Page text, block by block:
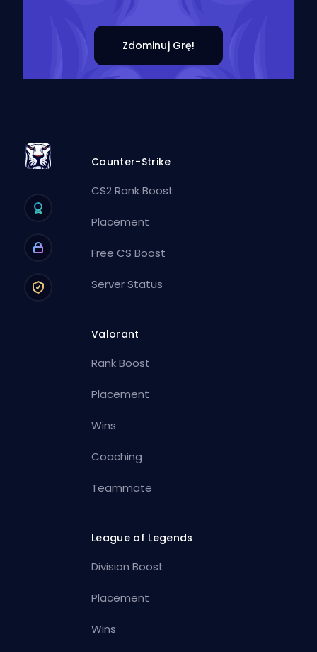
Zdominuj Grę!
Counter-Strike
CS2 Rank Boost
Placement
Free CS Boost
Server Status
Valorant
Rank Boost
Placement
Wins
Coaching
Teammate
League of Legends
Division Boost
Placement
Wins